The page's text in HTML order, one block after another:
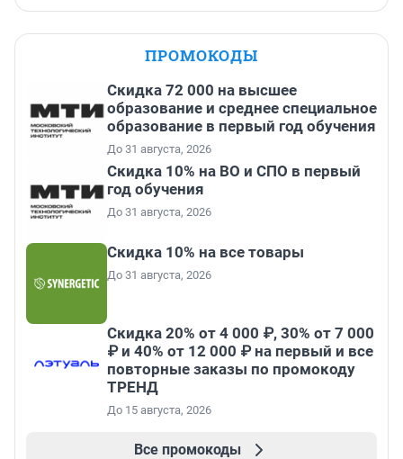
ПРОМОКОДЫ
Скидка 72 000 на высшее
образование и среднее специальное
образование в первый год обучения
До 31 августа, 2026
Скидка 10% на ВО и СПО в первый
год обучения
До 31 августа, 2026
Скидка 10% на все товары
До 31 августа, 2026
Скидка 20% от 4 000 ₽, 30% от 7 000
₽ и 40% от 12 000 ₽ на первый и все
повторные заказы по промокоду
ТРЕНД
До 15 августа, 2026
Все промокоды